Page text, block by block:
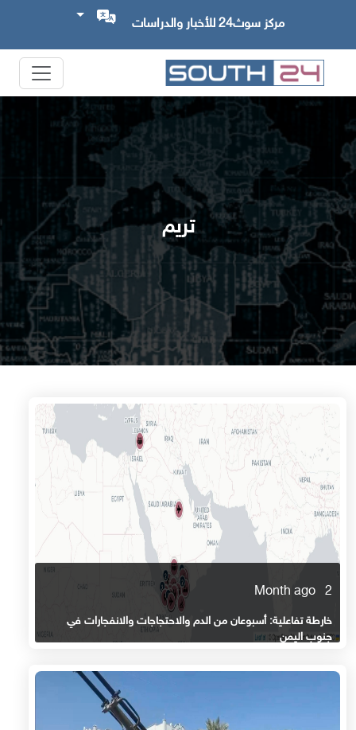
مركز سوث24 للأخبار والدراسات
تريم
2 Month ago
خارطة تفاعلية: أسبوعان من الدم والاحتجاجات والانفجارات في
جنوب اليمن